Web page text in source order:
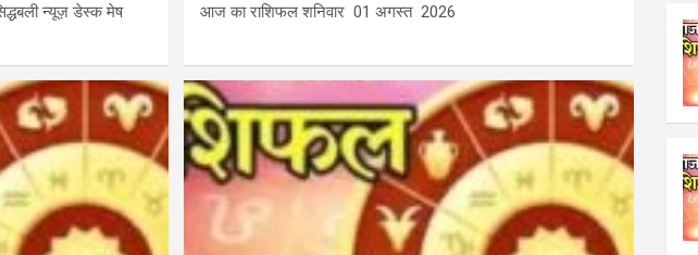
न्यूज़ डेस्क मेष
आज का राशिफल शनिवार 01 अगस्त 2026